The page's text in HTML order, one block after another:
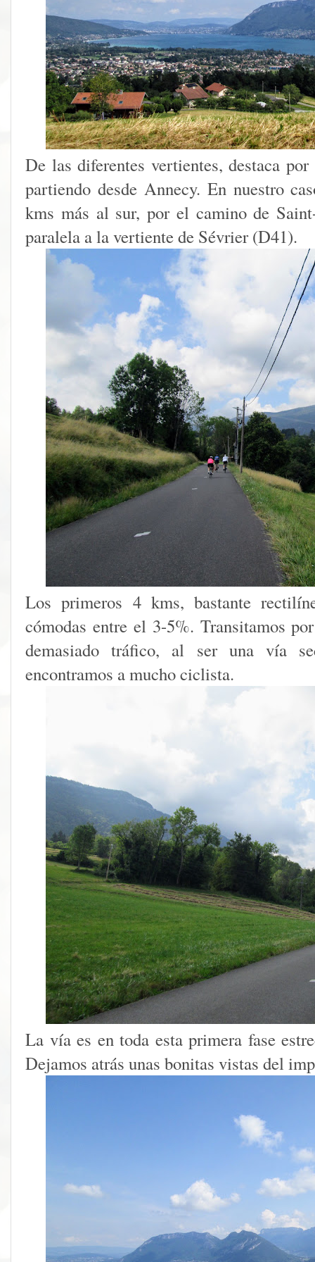
De las diferentes vertientes, destaca
partiendo desde Annecy. En nuestro
kms más al sur, por el camino de
paralela a la vertiente de Sévrier (D41).
Los primeros 4 kms, bastante
cómodas entre el 3-5%. Transitamos
demasiado tráfico, al ser una vía
encontramos a mucho ciclista.
La vía es en toda esta primera fase
Dejamos atrás unas bonitas vistas del